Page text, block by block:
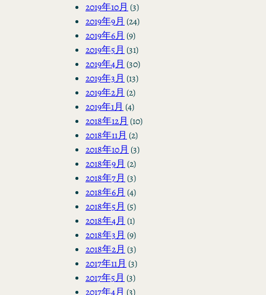
2019年10月 (3)
2019年9月 (24)
2019年6月 (9)
2019年5月 (31)
2019年4月 (30)
2019年3月 (13)
2019年2月 (2)
2019年1月 (4)
2018年12月 (10)
2018年11月 (2)
2018年10月 (3)
2018年9月 (2)
2018年7月 (3)
2018年6月 (4)
2018年5月 (5)
2018年4月 (1)
2018年3月 (9)
2018年2月 (3)
2017年11月 (3)
2017年5月 (3)
2017年4月 (3)